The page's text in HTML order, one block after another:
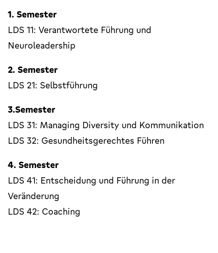
1. Semester
LDS 11: Verantwortete Führung und
Neuroleadership
2. Semester
LDS 21: Selbstführung
3.Semester
LDS 31: Managing Diversity und Kommunikation
LDS 32: Gesundheitsgerechtes Führen
4. Semester
LDS 41: Entscheidung und Führung in der
Veränderung
LDS 42: Coaching